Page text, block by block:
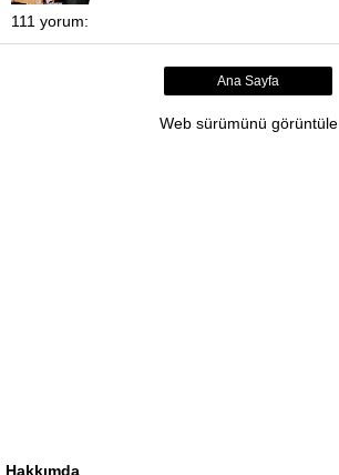
111 yorum:
Ana Sayfa
Web sürümünü görüntüle
Hakkımda